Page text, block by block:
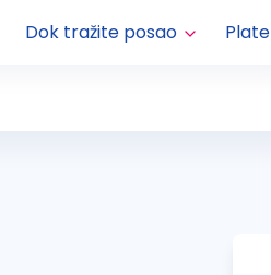
Dok tražite posao Plate